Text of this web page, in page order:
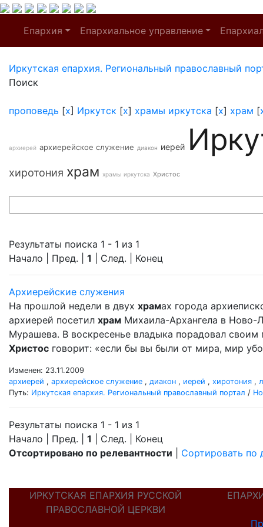
Епархия Епархиальное управление
Иркутская епархия. Региональный православный
Поиск
проповедь [x] Иркутск [x] храмы иркутска [x] храм [
архиерей архиерейское служение диакон иерей
хиротония храм храмы иркутска Христос
Результаты поиска 1 - 1 из 1
Начало | Пред. | 1 | След. | Конец
Архиерейские служения
На прошлой недели в двух храмах города
архиерей посетил храм Михаила-Архангела в Ново-
Мурашева. В воскресенье владыка порадовал своим
Христос говорит: «если бы вы были от мира, мир
Изменен: 23.11.2009
архиерей , архиерейское служение , диакон , иерей , хиротония ,
Путь: Иркутская епархия. Региональный православный портал /
Результаты поиска 1 - 1 из 1
Начало | Пред. | 1 | След. | Конец
Отсортировано по релевантности
Сортировать по
ИРКУТСКАЯ ЕПАРХИЯ РУССКОЙ
ПРАВОСЛАВНОЙ ЦЕРКВИ